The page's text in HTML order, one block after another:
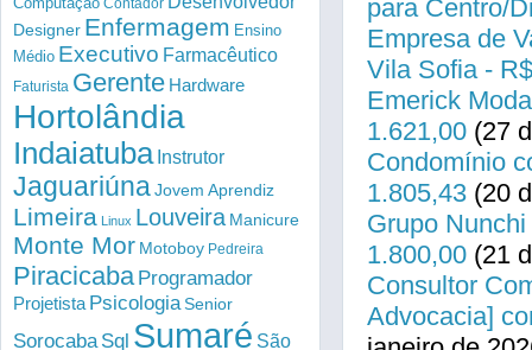
para Centro/
Empresa de
Vila Sofia -
Emerick
1.621,00 (27
Condomínio
1.805,43 (20
Grupo
1.800,00 (21
Consultor
Advocacia]
Contador
Designer Enfermagem Ensino
Médio Executivo Farmacêutico
Faturista Gerente Hardware
Hortolândia
Indaiatuba Instrutor
Jaguariúna Jovem Aprendiz
Limeira Linux Louveira Manicure
Monte Mor Motoboy Pedreira
Piracicaba Programador
Projetista PsicologiaSenior
Sorocaba Sql Sumaré São